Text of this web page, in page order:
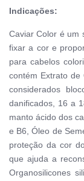
Indicações:
Caviar Color é um
fixar a cor e
para cabelos
contém Extrato de
considerados
danificados, 16 a
manto ácido dos
e B6, Óleo de
proteção da cor
que ajuda a
Organosilicones